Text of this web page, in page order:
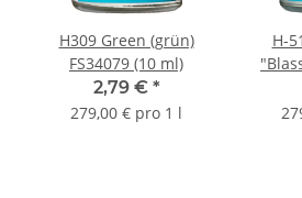
H309 Green (grün)
FS34079 (10 ml)
2,79 € *
279,00 € pro 1 l
H-